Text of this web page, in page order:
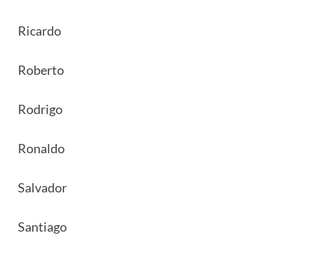
Ricardo
Roberto
Rodrigo
Ronaldo
Salvador
Santiago